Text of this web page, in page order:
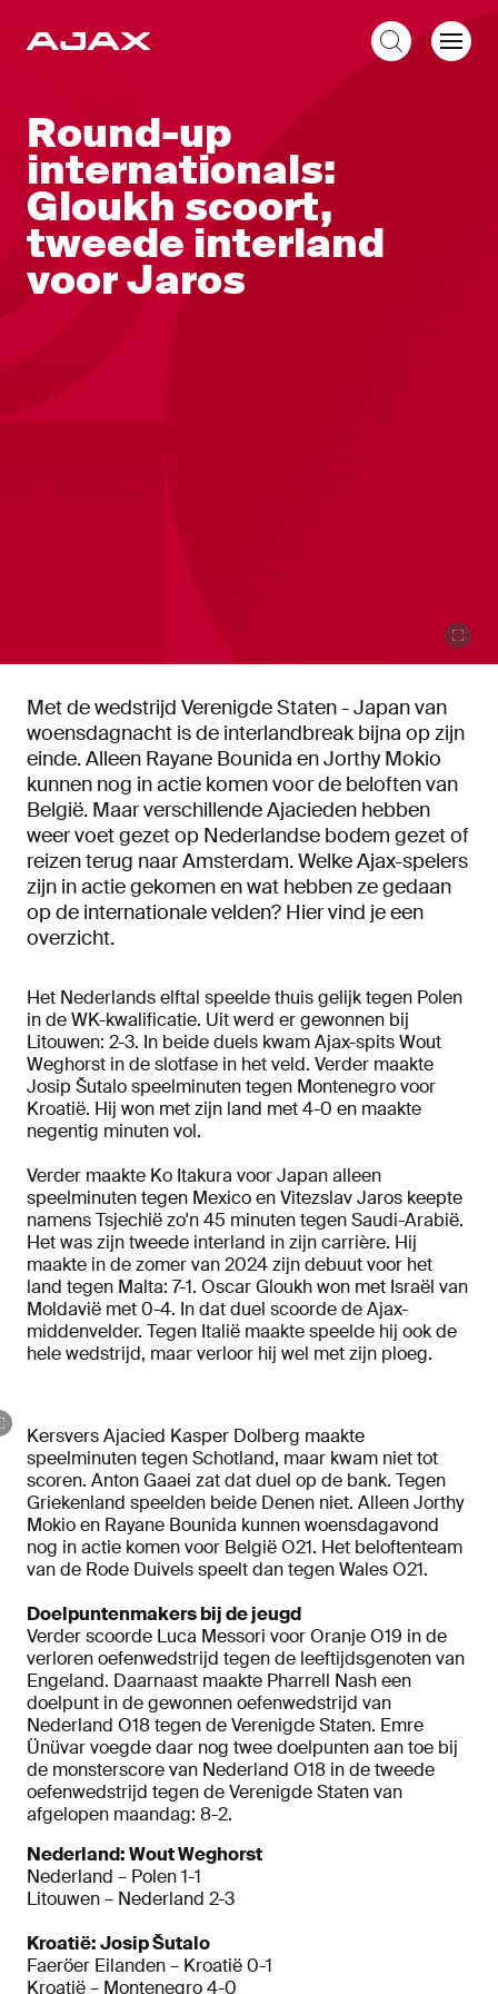
Round-up
internationals:
Gloukh scoort,
tweede interland
voor Jaros
Met de wedstrijd Verenigde Staten - Japan van
woensdagnacht is de interlandbreak bijna op zijn
einde. Alleen Rayane Bounida en Jorthy Mokio
kunnen nog in actie komen voor de beloften van
België. Maar verschillende Ajacieden hebben
weer voet gezet op Nederlandse bodem gezet of
reizen terug naar Amsterdam. Welke Ajax-spelers
zijn in actie gekomen en wat hebben ze gedaan
op de internationale velden? Hier vind je een
overzicht.
Het Nederlands elftal speelde thuis gelijk tegen Polen
in de WK-kwalificatie. Uit werd er gewonnen bij
Litouwen: 2-3. In beide duels kwam Ajax-spits Wout
Weghorst in de slotfase in het veld. Verder maakte
Josip Šutalo speelminuten tegen Montenegro voor
Kroatië. Hij won met zijn land met 4-0 en maakte
negentig minuten vol.
Verder maakte Ko Itakura voor Japan alleen
speelminuten tegen Mexico en Vitezslav Jaros keepte
namens Tsjechië zo'n 45 minuten tegen Saudi-Arabië.
Het was zijn tweede interland in zijn carrière. Hij
maakte in de zomer van 2024 zijn debuut voor het
land tegen Malta: 7-1. Oscar Gloukh won met Israël van
Moldavië met 0-4. In dat duel scoorde de Ajax-
middenvelder. Tegen Italië maakte speelde hij ook de
hele wedstrijd, maar verloor hij wel met zijn ploeg.
Kersvers Ajacied Kasper Dolberg maakte
speelminuten tegen Schotland, maar kwam niet tot
scoren. Anton Gaaei zat dat duel op de bank. Tegen
Griekenland speelden beide Denen niet. Alleen Jorthy
Mokio en Rayane Bounida kunnen woensdagavond
nog in actie komen voor België O21. Het beloftenteam
van de Rode Duivels speelt dan tegen Wales O21.
Doelpuntenmakers bij de jeugd
Verder scoorde Luca Messori voor Oranje O19 in de
verloren oefenwedstrijd tegen de leeftijdsgenoten van
Engeland. Daarnaast maakte Pharrell Nash een
doelpunt in de gewonnen oefenwedstrijd van
Nederland O18 tegen de Verenigde Staten. Emre
Ünüvar voegde daar nog twee doelpunten aan toe bij
de monsterscore van Nederland O18 in de tweede
oefenwedstrijd tegen de Verenigde Staten van
afgelopen maandag: 8-2.
Nederland: Wout Weghorst
Nederland – Polen 1-1
Litouwen – Nederland 2-3
Kroatië: Josip Šutalo
Faeröer Eilanden – Kroatië 0-1
Kroatië – Montenegro 4-0